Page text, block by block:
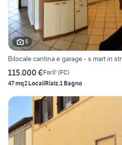
6
Bilocale cantina e garage - s mart in str
115.000 €Forli' (FC)
47 mq2 LocaliRialz.1 Bagno